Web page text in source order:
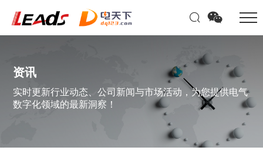
资讯
实时更新行业动态、公司新闻与市场活动，为您提供电气
数字化领域的最新洞察！